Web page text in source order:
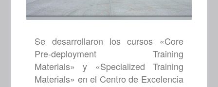
Se desarrollaron los cursos «Core
Pre-deployment Training
Materials» y «Specialized Training
Materials» en el Centro de Excelencia